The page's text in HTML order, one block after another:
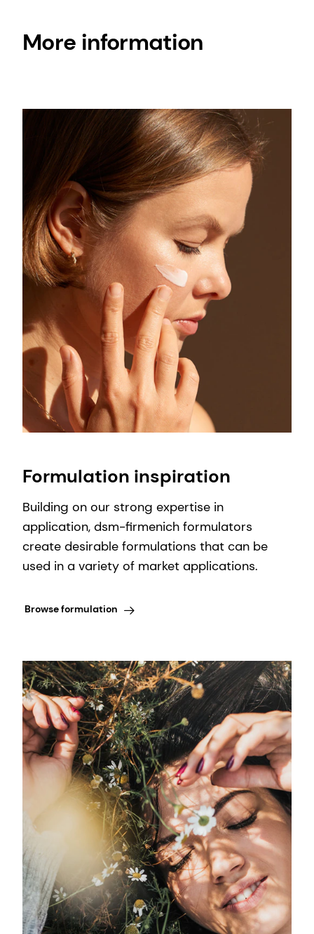
More information
Formulation inspiration
Building on our strong expertise in
application, dsm-firmenich formulators
create desirable formulations that can be
used in a variety of market applications.
Browse formulation